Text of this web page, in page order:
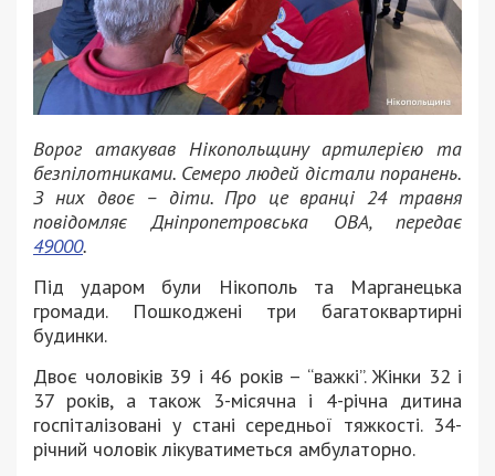
Ворог атакував Нікопольщину артилерією та
безпілотниками. Семеро людей дістали поранень.
З них двоє – діти. Про це вранці 24 травня
повідомляє Дніпропетровська ОВА, передає
49000.
Під ударом були Нікополь та Марганецька
громади. Пошкоджені три багатоквартирні
будинки.
Двоє чоловіків 39 і 46 років – “важкі”. Жінки 32 і
37 років, а також 3-місячна і 4-річна дитина
госпіталізовані у стані середньої тяжкості. 34-
річний чоловік лікуватиметься амбулаторно.